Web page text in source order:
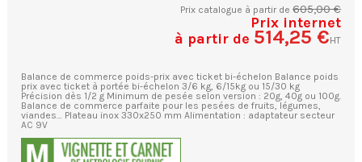
Prix catalogue à partir de605,00 €
Prix internet
à partir de 514,25 €HT
Balance de commerce poids-prix avec ticket bi-échelon Balance poids
prix avec ticket à portée bi-échelon 3/6 kg, 6/15kg ou 15/30 kg
Précision dès 1/2 g Minimum de pesée selon version : 20g, 40g ou 100g.
Balance de commerce parfaite pour les pesées de fruits, légumes,
viandes… Plateau inox 330x250 mm Alimentation : adaptateur secteur
AC 9V